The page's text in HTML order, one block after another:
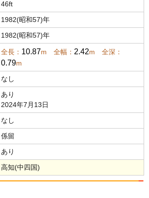
46ft
1982(昭和57)年
1982(昭和57)年
全長： 10.87m 全幅： 2.42m 全深：
0.79m
なし
あり
2024年7月13日
なし
係留
あり
高知(中四国)